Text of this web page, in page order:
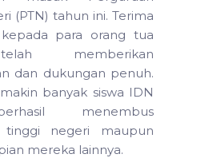
(PTN) tahun ini. Terima
para orang tua
memberikan
dan dukungan penuh.
banyak siswa IDN
menembus
tinggi negeri maupun
mereka lainnya.